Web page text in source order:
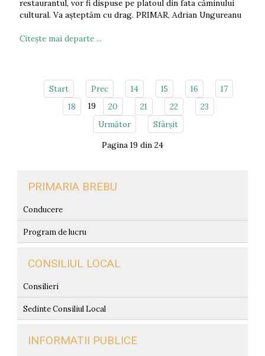
restaurantul, vor fi dispuse pe platoul din fata căminului
cultural. Va așteptăm cu drag. PRIMAR, Adrian Ungureanu
Citeşte mai departe ...
Start Prec 14 15 16
17
18
19 20 21 22
23
Următor
Sfârșit
Pagina 19 din 24
PRIMARIA BREBU
Conducere
Program de lucru
CONSILIUL LOCAL
Consilieri
Sedinte Consiliul Local
INFORMATII PUBLICE